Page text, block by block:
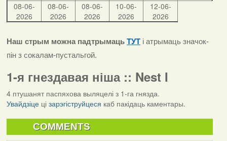
08-06-
2026
08-06-
2026
08-06-
2026
10-06-
2026
12-06-
2026
Наш стрым можна падтрымаць ТУТ і атрымаць значок-
пін з сокалам-пустальгой.
1-я гнездавая ніша :: Nest I
4 птушанят паспяхова выляцелі з 1-га гнязда.
Увайдзіцеці зарэгіструйцеся каб пакідаць каментары.
COMMENTS